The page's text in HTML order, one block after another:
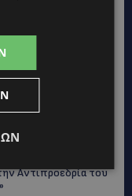
υπογραφές κατά
από το
του χωριού –
Αντιπροεδρία του